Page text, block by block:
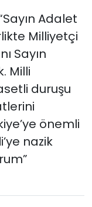
Adalet
Milliyetçi
Sayın
Milli
duruşu
önemli
nazik